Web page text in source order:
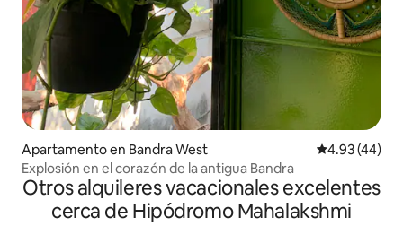
Apartamento en Bandra West Calificación
4.93 (44)
Explosión en el corazón de la antigua Bandra
Otros alquileres vacacionales excelentes
cerca de Hipódromo Mahalakshmi